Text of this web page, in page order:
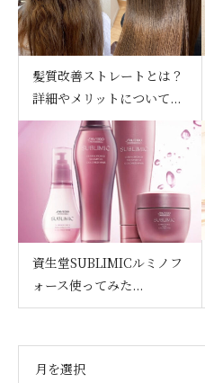
髪質改善ストレートとは？
詳細やメリットについて...
資生堂SUBLIMICルミノフ
ォース使ってみた...
月を選択